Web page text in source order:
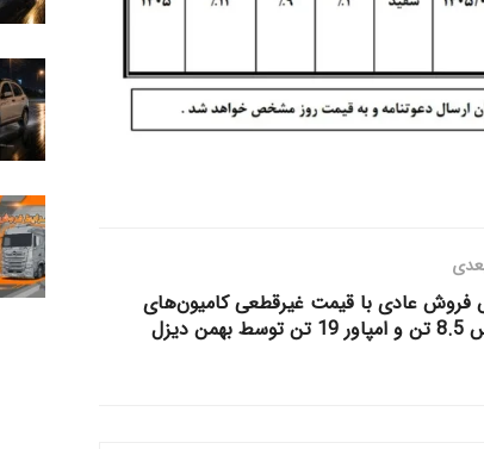
عادی با قیمت غیرقطعی کامیون‌های
دیزل